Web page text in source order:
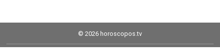
© 2026 horoscopos.tv